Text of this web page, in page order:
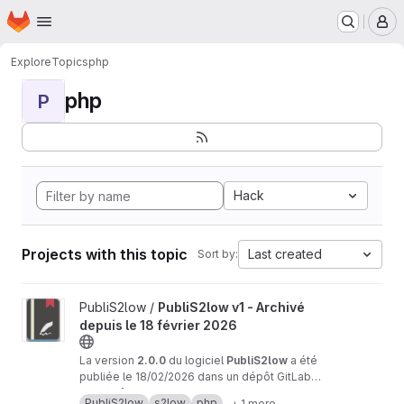
Skip to main content
Homepage
ExploreTopicsphp
P php
Hack
Projects with this topic Sort by: Last created
View PubliS2low v1 - Archivé depuis le 18 février 2026 project
PubliS2low / PubliS2low v1 - Archivé
depuis le 18 février 2026
La version 2.0.0 du logiciel PubliS2low a été
publiée le 18/02/2026 dans un dépôt GitLab
dédié :https://gitlab.adullact.net/publis2low/pu
CedépôtGitLab dePubliS2low v1